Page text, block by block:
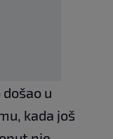
u
kada još